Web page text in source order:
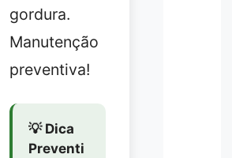
gordura.
Manutenção
preventiva!
💡 Dica
Preventi